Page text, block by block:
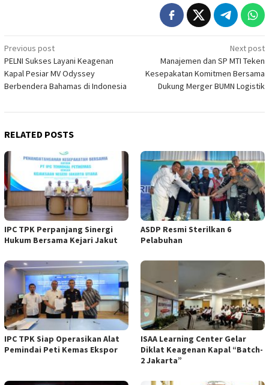
Post
navigation
Previous post
PELNI Sukses Layani Keagenan
Kapal Pesiar MV Odyssey
Berbendera Bahamas di Indonesia
Next post
Manajemen dan SP MTI Teken
Kesepakatan Komitmen Bersama
Dukung Merger BUMN Logistik
RELATED POSTS
IPC TPK Perpanjang Sinergi
Hukum Bersama Kejari Jakut
ASDP Resmi Sterilkan 6
Pelabuhan
IPC TPK Siap Operasikan Alat
Pemindai Peti Kemas Ekspor
ISAA Learning Center Gelar
Diklat Keagenan Kapal “Batch-
2 Jakarta”